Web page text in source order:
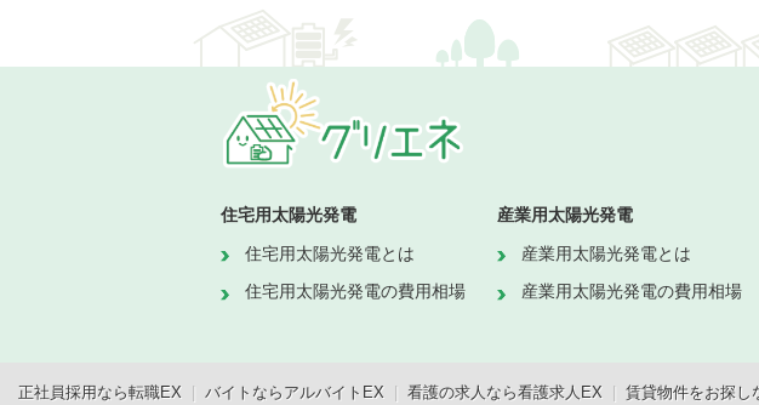
住宅用太陽光発電
住宅用太陽光発電とは
住宅用太陽光発電の費用相場
産業用太陽光発電
産業用太陽光発電とは
産業用太陽光発電の費用相場
正社員採用なら転職EX | バイトならアルバイトEX | 看護の求人なら看護求人EX | 賃貸物件をお探し